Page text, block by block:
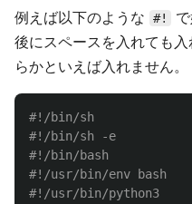
例えば以下のような #!
後にスペースを入れても
らかといえば入れません。
#!/bin/sh
#!/bin/sh -e
#!/bin/bash
#!/usr/bin/env bash
#!/usr/bin/python3